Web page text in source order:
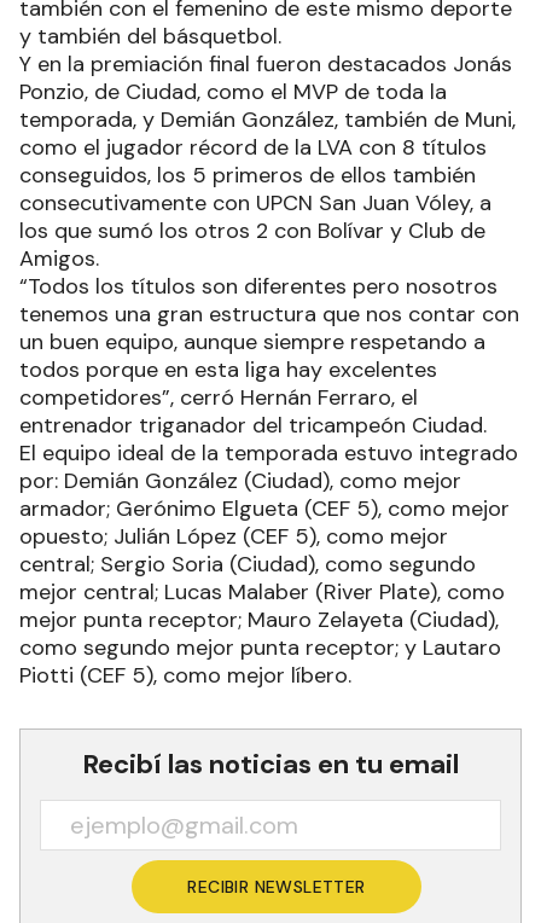
también con el femenino de este mismo deporte
y también del básquetbol.
Y en la premiación final fueron destacados Jonás
Ponzio, de Ciudad, como el MVP de toda la
temporada, y Demián González, también de Muni,
como el jugador récord de la LVA con 8 títulos
conseguidos, los 5 primeros de ellos también
consecutivamente con UPCN San Juan Vóley, a
los que sumó los otros 2 con Bolívar y Club de
Amigos.
“Todos los títulos son diferentes pero nosotros
tenemos una gran estructura que nos contar con
un buen equipo, aunque siempre respetando a
todos porque en esta liga hay excelentes
competidores”, cerró Hernán Ferraro, el
entrenador triganador del tricampeón Ciudad.
El equipo ideal de la temporada estuvo integrado
por: Demián González (Ciudad), como mejor
armador; Gerónimo Elgueta (CEF 5), como mejor
opuesto; Julián López (CEF 5), como mejor
central; Sergio Soria (Ciudad), como segundo
mejor central; Lucas Malaber (River Plate), como
mejor punta receptor; Mauro Zelayeta (Ciudad),
como segundo mejor punta receptor; y Lautaro
Piotti (CEF 5), como mejor líbero.
Recibí las noticias en tu email
RECIBIR NEWSLETTER